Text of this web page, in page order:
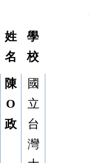
姓
名
學
校
陳
O
政
國
立
台
灣